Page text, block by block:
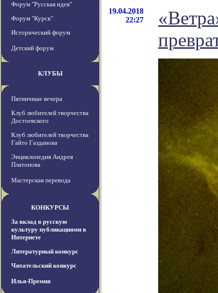
Форум "Русская идея"
Форум "Курск"
Исторический форум
Детский форум
КЛУБЫ
Пятничные вечера
Клуб любителей творчества
Достоевского
Клуб любителей творчества
Гайто Газданова
Энциклопедия Андрея
Платонова
Мастерская перевода
КОНКУРСЫ
За вклад в русскую
культуру публикациями в
Интернете
Литературный конкурс
Читательский конкурс
Илья-Премия
19.04.2018
22:27